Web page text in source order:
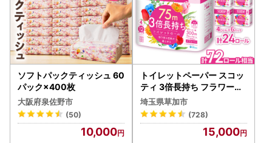
ソフトパックティッシュ 60
パック×400枚
大阪府泉佐野市
(50)
10,000
トイレットペーパー スコッ
ティ 3倍長持ち フラワーパ
ック 4ロール×6P
埼玉県草加市
(728)
15,000